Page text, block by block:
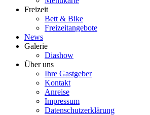
Freizeit
Bett & Bike
Freizeitangebote
News
Galerie
Diashow
Über uns
Ihre Gastgeber
Kontakt
Anreise
Impressum
Datenschutzerklärung